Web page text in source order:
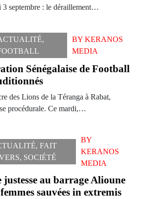
3 septembre : le déraillement…
,
BYKERANOS
MEDIA
Sénégalaise de Football
des Lions de la Téranga à Rabat,
procédurale. Ce mardi,…
, FAIT
, SOCIÉTÉ
BY
KERANOS
MEDIA
justesse au barrage Alioune
sauvées in extremis